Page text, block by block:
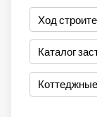
Ход
Каталог